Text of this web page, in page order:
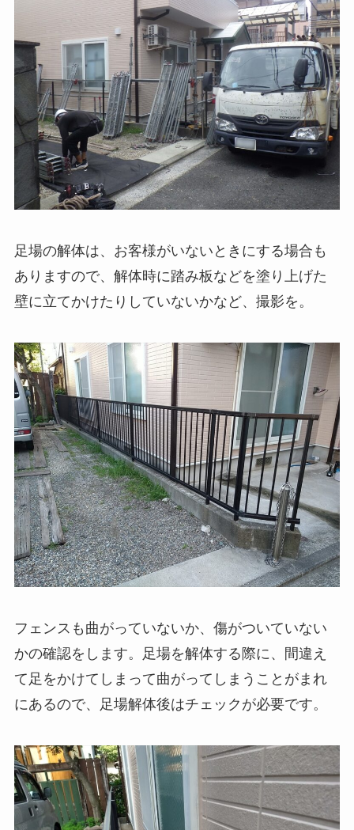
足場の解体は、お客様がいないときにする場合も
ありますので、解体時に踏み板などを塗り上げた
壁に立てかけたりしていないかなど、撮影を。
フェンスも曲がっていないか、傷がついていない
かの確認をします。足場を解体する際に、間違え
て足をかけてしまって曲がってしまうことがまれ
にあるので、足場解体後はチェックが必要です。